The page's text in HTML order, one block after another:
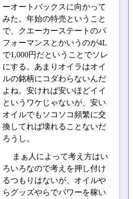
ーオートバックスに向かって
みた。年始の特売ということ
で、クエーカーステートのパ
フォーマンスとかいうのが4L
で1,000円だということでソレ
にする。あまりオイラはオイ
ルの銘柄にコダわらないんだ
よね。安ければ安いほどイイ
というワケじゃないが、安い
オイルでもソコソコ頻繁に交
換してれば壊れることないだ
ろうし。
まぁ人によって考え方はい
ろいろなので考えを押し付け
るつもりはないが、オイルや
らグッズやらでパワーを稼い